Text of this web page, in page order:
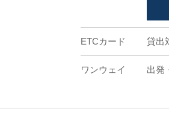
ETCカード 貸出
ワンウェイ 出発